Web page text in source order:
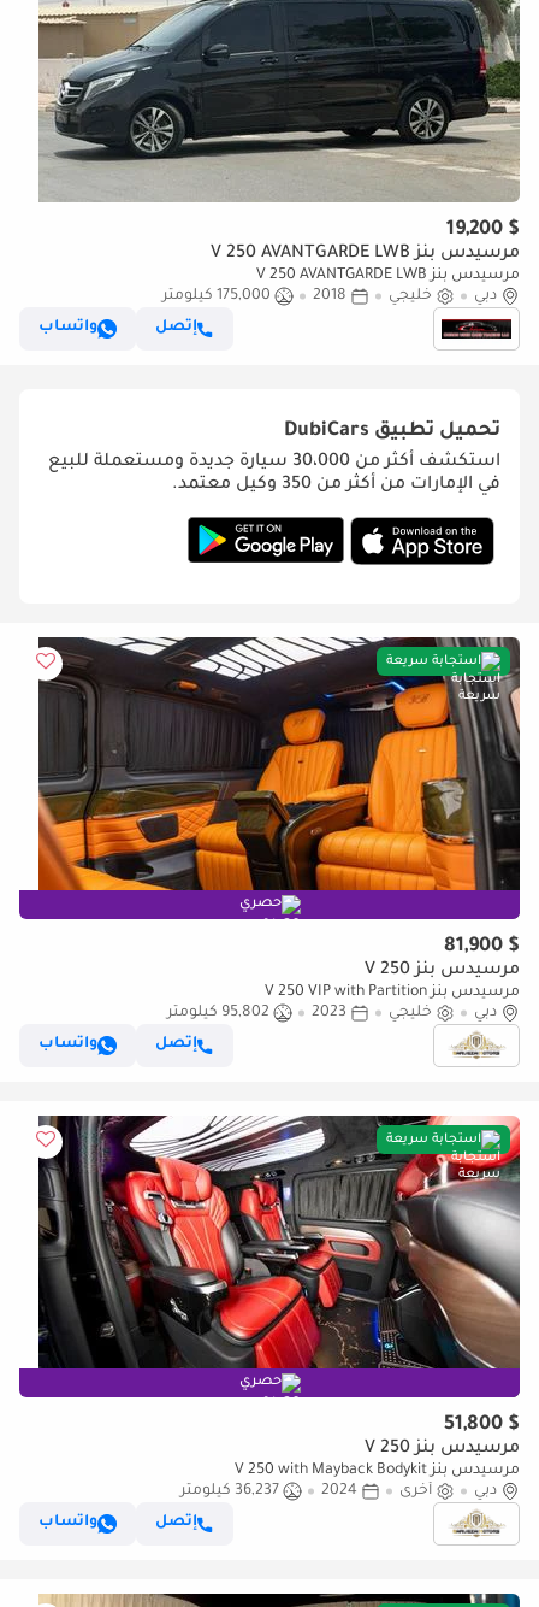
$ 19,200
مرسيدس بنز V 250 AVANTGARDE LWB
مرسيدس بنز V 250 AVANTGARDE LWB
دبي
خليجي 2018
175,000 كيلومتر
إتصل
واتساب
تحميل تطبيق DubiCars
استكشف أكثر من 30،000 سيارة جديدة ومستعملة للبيع
في الإمارات من أكثر من 350 وكيل معتمد.
استجابة سريعة
حصري
$ 81,900
مرسيدس بنز V 250
مرسيدس بنز V 250 VIP with Partition
دبي
خليجي 2023
95,802 كيلومتر
إتصل
واتساب
استجابة سريعة
حصري
$ 51,800
مرسيدس بنز V 250
مرسيدس بنز V 250 with Mayback Bodykit
دبي
أخرى 2024
36,237 كيلومتر
إتصل
واتساب